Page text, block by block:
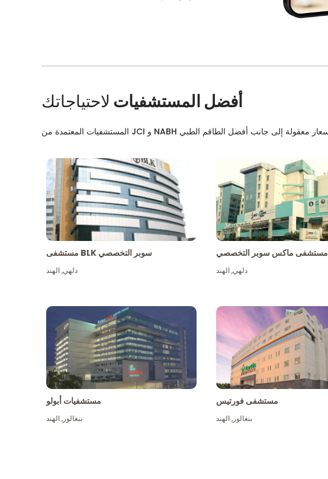
أفضل المستشفيات لاحتياجاتك
مستشفى BLK سوبر التخصصي
دلهي,الهند
مستشفى ماكس سوبر التخصصي
دلهي,الهند
مستشفيات أبولو
بنغالور,الهند
مستشفى فورتيس
بنغالور,الهند